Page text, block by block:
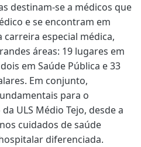
destinam-se a médicos que
e se encontram em
especial médica,
áreas: 19 lugares em
em Saúde Pública e 33
Em conjunto,
para o
ULS Médio Tejo, desde a
cuidados de saúde
diferenciada.